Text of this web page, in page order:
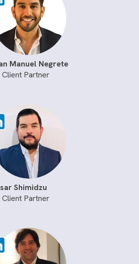
Manuel Negrete
Client Partner
Shimidzu
Client Partner